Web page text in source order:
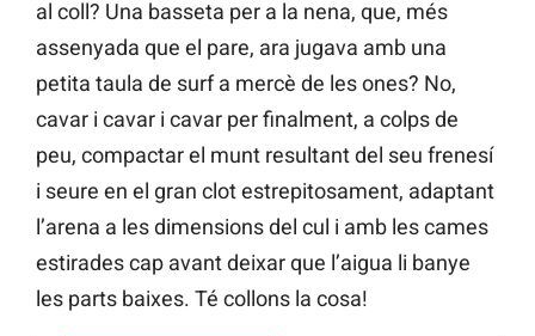
al coll? Una basseta per a la nena, que, més
assenyada que el pare, ara jugava amb una
petita taula de surf a mercè de les ones? No,
cavar i cavar i cavar per finalment, a colps de
peu, compactar el munt resultant del seu frenesí
i seure en el gran clot estrepitosament, adaptant
l’arena a les dimensions del cul i amb les cames
estirades cap avant deixar que l’aigua li banye
les parts baixes. Té collons la cosa!